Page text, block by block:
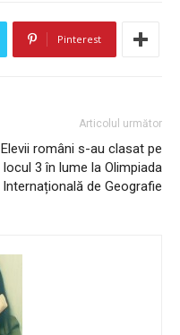
Pinterest
Articolul următor
Elevii români s-au clasat pe
locul 3 în lume la Olimpiada
Internațională de Geografie